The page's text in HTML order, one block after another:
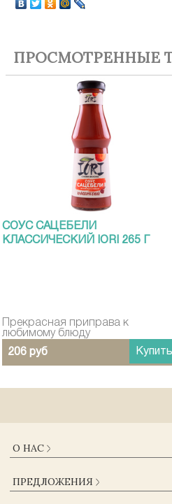
ПРОСМОТРЕННЫЕ
СОУС САЦЕБЕЛИ
КЛАССИЧЕСКИЙ IORI 265 Г
Прекрасная приправа к
любимому блюду
206 руб
Купить
О НАС
ДОСТАВКА И ОПЛАТА
ПРЕДЛОЖЕНИЯ